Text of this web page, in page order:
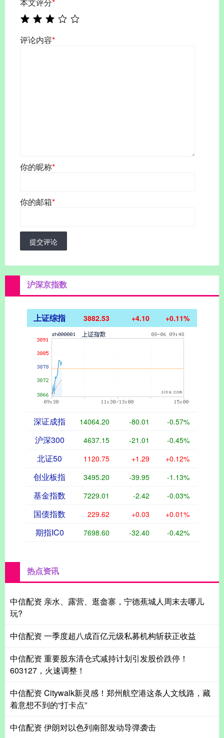
评论内容*
你的昵称*
你的邮箱*
提交评论
沪深京指数
上证综指 3882.53 +4.10 +0.11%
深证成指 14064.20 -80.01 -0.57%
沪深300 4637.15 -21.01 -0.45%
北证50 1120.75 +1.29 +0.12%
创业板指 3495.20 -39.95 -1.13%
基金指数 7229.01 -2.42 -0.03%
国债指数 229.62 +0.03 +0.01%
期指IC0 7698.60 -32.40 -0.42%
热点资讯
中信配资 亲水、露营、逛畲寨，宁德蕉城人周末去哪儿
玩?
中信配资 一季度超八成百亿元级私募机构斩获正收益
中信配资 重要股东清仓式减持计划引发股价跌停！
603127，火速调整！
中信配资 Citywalk新灵感！郑州航空港这条人文线路，藏
着意想不到的“打卡点”
中信配资 伊朗对以色列南部发动导弹袭击